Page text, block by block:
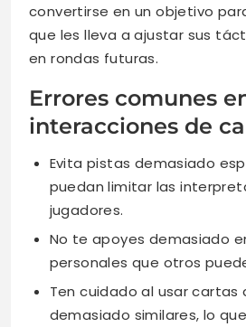
convertirse en un objetivo
que les lleva a ajustar sus
en rondas futuras.
Errores comunes
interacciones de
Evita pistas demasiado
puedan limitar las
jugadores.
No te apoyes demasiado
personales que otros
Ten cuidado al usar cartas
demasiado similares, lo